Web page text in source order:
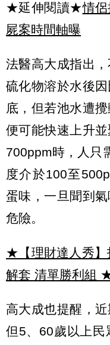
★延伸閱讀★情
屍案時間軸曝
法醫高大成指出
硫化物溶於水後
底，但若池水遭
便可能快速上升
700ppm時，人只
度介於100至
蛋味，一旦聞到
危險。
★【理財達人秀】
解套 清單勝利組
高大成也提醒，
但5、60歲以上民